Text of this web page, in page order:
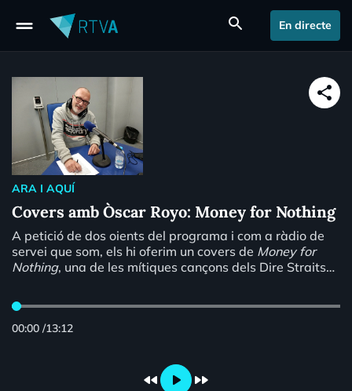
drag_handle search En directe
share
ARA I AQUÍ
Covers amb Òscar Royo: Money for Nothing
A petició de dos oients del programa i com a ràdio de
servei que som, els hi oferim un covers de Money for
Nothing, una de les mítiques cançons dels Dire Straits
versions, algunes prou curioses.
00:00 /13:12
fast_rewind play_arrow fast_forward